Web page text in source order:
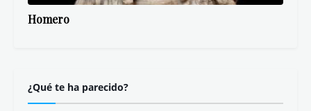
Homero
¿Qué te ha parecido?